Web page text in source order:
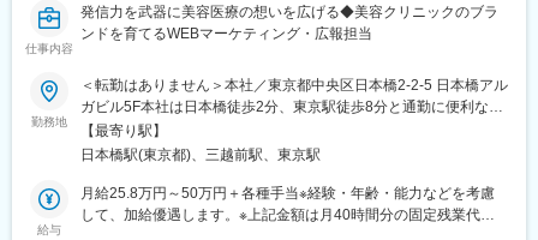
仕事内容
発信力を武器に美容医療の想いを広げる◆美容クリニックのブラ
ンドを育てるWEBマーケティング・広報担当
勤務地
＜転勤はありません＞本社／東京都中央区日本橋2-2-5 日本橋アル
ガビル5F本社は日本橋徒歩2分、東京駅徒歩8分と通勤に便利な立
地。クライアント訪問や外部セミナー参加もアクセス良好で、仕
事の幅を広げやすい環境です。【アクセス】各線「日本橋駅」よ
を行っている美容クリニック（日本橋・虎ノ門など）勤務になる
場合もあります。
【最寄り駅】
日本橋駅(東京都)、三越前駅、東京駅
給与
月給25.8万円～50万円＋各種手当※経験・年齢・能力などを考慮
して、加給優遇します。※上記金額は月40時間分の固定残業代